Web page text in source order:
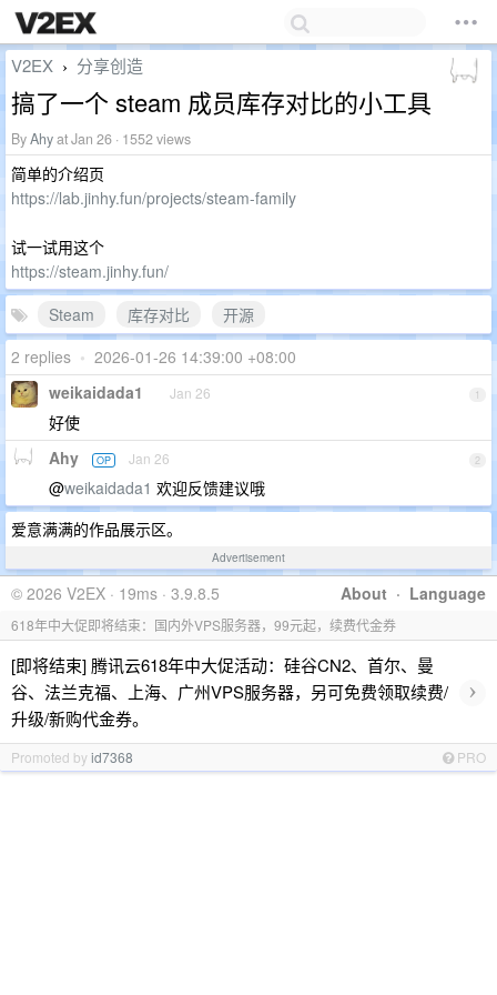
V2EX › 分享创造
搞了一个 steam 成员库存对比的小工具
ByAhyat Jan 26 · 1552 views
简单的介绍页
https://lab.jinhy.fun/projects/steam-family
试一试用这个
https://steam.jinhy.fun/
Steam
库存对比
开源
2 replies • 2026-01-26 14:39:00 +08:00
1
weikaidada1 Jan 26
好使
2
Ahy OP Jan 26
@weikaidada1 欢迎反馈建议哦
爱意满满的作品展示区。
Advertisement
About · Language
© 2026 V2EX · 19ms · 3.9.8.5
618年中大促即将结束：国内外VPS服务器，99元起，续费代金券
[即将结束] 腾讯云618年中大促活动：硅谷CN2、首尔、曼
谷、法兰克福、上海、广州VPS服务器，另可免费领取续费/
升级/新购代金券。
›
Promoted byid7368 PRO